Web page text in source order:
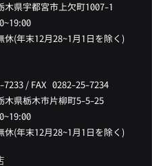
木県宇都宮市上欠町1007-1
休(年末12月28~1月1日を除く)
7233 / FAX 0282-25-7234
木県栃木市片柳町5-5-25
休(年末12月28~1月1日を除く)